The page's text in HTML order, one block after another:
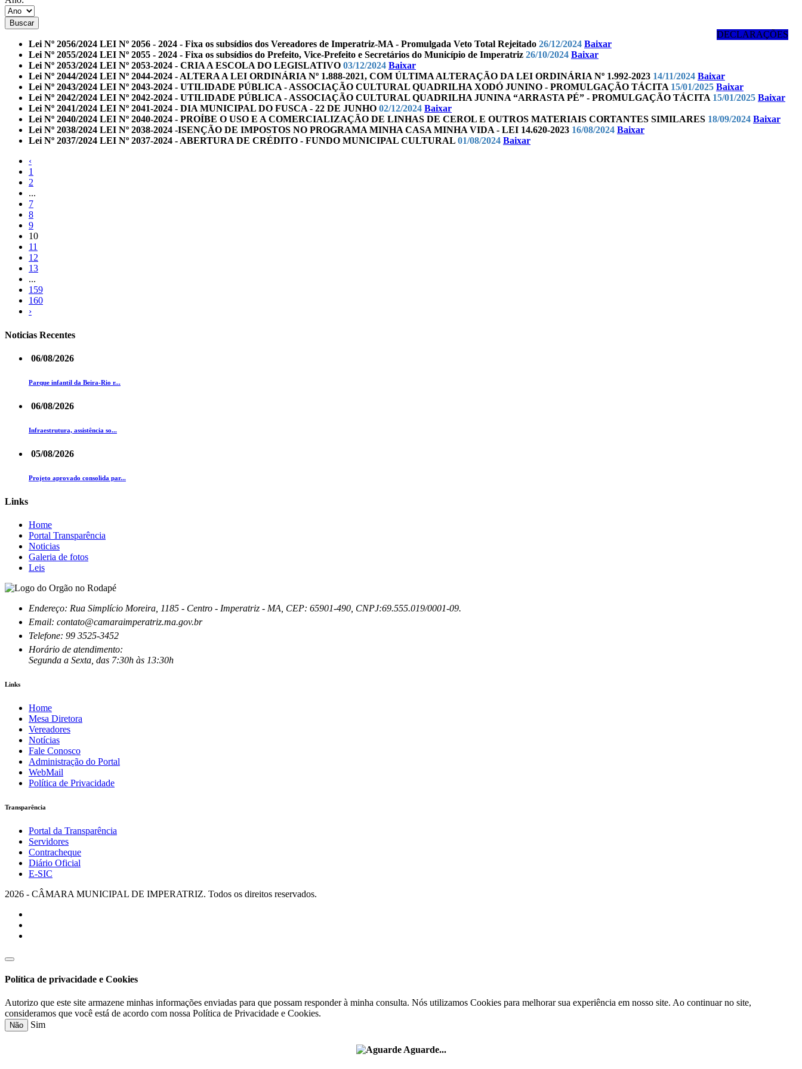
Buscar
DECLARAÇÕES
Lei Nº 2056/2024 LEI Nº 2056 - 2024 - Fixa os subsídios dos Vereadores de Imperatriz-MA - Promulgada Veto Total Rejeitado 26/12/2024 Baixar
Lei Nº 2055/2024 LEI Nº 2055 - 2024 - Fixa os subsídios do Prefeito, Vice-Prefeito e Secretários do Município de Imperatriz 26/10/2024 Baixar
Lei Nº 2053/2024 LEI Nº 2053-2024 - CRIA A ESCOLA DO LEGISLATIVO 03/12/2024 Baixar
Lei Nº 2044/2024 LEI Nº 2044-2024 - ALTERA A LEI ORDINÁRIA Nº 1.888-2021, COM ÚLTIMA ALTERAÇÃO DA LEI ORDINÁRIA Nº 1.992-2023 14/11/2024 Baixar
Lei Nº 2043/2024 LEI Nº 2043-2024 - UTILIDADE PÚBLICA - ASSOCIAÇÃO CULTURAL QUADRILHA XODÓ JUNINO - PROMULGAÇÃO TÁCITA 15/01/2025 Baixar
Lei Nº 2042/2024 LEI Nº 2042-2024 - UTILIDADE PÚBLICA - ASSOCIAÇÃO CULTURAL QUADRILHA JUNINA “ARRASTA PÉ” - PROMULGAÇÃO TÁCITA 15/01/2025 Baixar
Lei Nº 2041/2024 LEI Nº 2041-2024 - DIA MUNICIPAL DO FUSCA - 22 DE JUNHO 02/12/2024 Baixar
Lei Nº 2040/2024 LEI Nº 2040-2024 - PROÍBE O USO E A COMERCIALIZAÇÃO DE LINHAS DE CEROL E OUTROS MATERIAIS CORTANTES SIMILARES 18/09/2024 Baixar
Lei Nº 2038/2024 LEI Nº 2038-2024 -ISENÇÃO DE IMPOSTOS NO PROGRAMA MINHA CASA MINHA VIDA - LEI 14.620-2023 16/08/2024 Baixar
Lei Nº 2037/2024 LEI Nº 2037-2024 - ABERTURA DE CRÉDITO - FUNDO MUNICIPAL CULTURAL 01/08/2024 Baixar
‹
1
2
...
7
8
9
10
11
12
13
...
159
160
›
Noticias Recentes
06/08/2026
Parque infantil da Beira-Rio r...
06/08/2026
Infraestrutura, assistência so...
05/08/2026
Projeto aprovado consolida par...
Links
Home
Portal Transparência
Noticias
Galeria de fotos
Leis
Endereço: Rua Simplício Moreira, 1185 - Centro - Imperatriz - MA, CEP: 65901-490, CNPJ:69.555.019/0001-09.
Email: contato@camaraimperatriz.ma.gov.br
Telefone: 99 3525-3452
Horário de atendimento:
Segunda a Sexta, das 7:30h às 13:30h
Links
Home
Mesa Diretora
Vereadores
Notícias
Fale Conosco
Administração do Portal
WebMail
Política de Privacidade
Transparência
Portal da Transparência
Servidores
Contracheque
Diário Oficial
E-SIC
2026 - CÂMARA MUNICIPAL DE IMPERATRIZ. Todos os direitos reservados.
Política de privacidade e Cookies
Autorizo que este site armazene minhas informações enviadas para que possam responder à minha consulta. Nós utilizamos Cookies para melhorar sua experiência em nosso site. Ao continuar no site,
consideramos que você está de acordo com nossa Política de Privacidade e Cookies.
Não Sim
Aguarde...